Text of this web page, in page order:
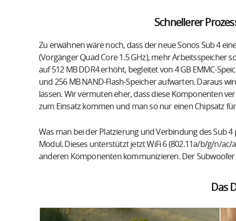
Schnellerer
Zu erwähnen wäre noch, dass der neue Sonos Sub 4
(Vorgänger Quad Core 1.5 GHz), mehr Arbeitsspeicher
auf 512 MB DDR4 erhöht, begleitet von 4 GB EMMC-
und 256 MB NAND-Flash-Speicher aufwarten. Daraus
lassen. Wir vermuten eher, dass diese Komponenten
zum Einsatz kommen und man so nur einen Chipsatz
Was man bei der Platzierung und Verbindung des Sub
Modul. Dieses unterstützt jetzt WiFi 6 (802.11a/b/g/n/
anderen Komponenten kommunizieren. Der
Das